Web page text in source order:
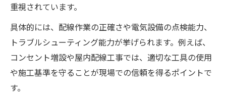
重視されています。
具体的には、配線作業の正確さや電気設備の点検能力、
トラブルシューティング能力が挙げられます。例えば、
コンセント増設や屋内配線工事では、適切な工具の使用
や施工基準を守ることが現場での信頼を得るポイントで
す。